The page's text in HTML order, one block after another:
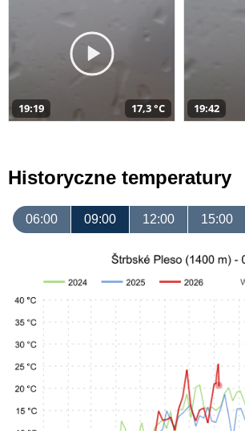
19:19 17,3 °C 19:42
Historyczne temperatury
06:00 09:00 12:00 15:00